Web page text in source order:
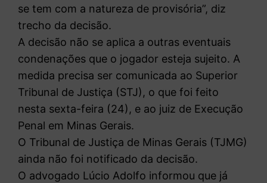
se tem com a natureza de provisória”, diz
trecho da decisão.
A decisão não se aplica a outras eventuais
condenações que o jogador esteja sujeito. A
medida precisa ser comunicada ao Superior
Tribunal de Justiça (STJ), o que foi feito
nesta sexta-feira (24), e ao juiz de Execução
Penal em Minas Gerais.
O Tribunal de Justiça de Minas Gerais (TJMG)
ainda não foi notificado da decisão.
O advogado Lúcio Adolfo informou que já